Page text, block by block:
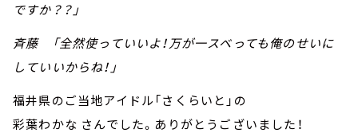
ですか？？」
斉藤 「全然使っていいよ！万が一スベっても俺のせいに
していいからね！」
福井県のご当地アイドル「さくらいと」の
彩葉わかな さんでした。ありがとうございました！